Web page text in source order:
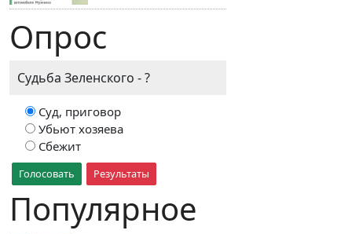
Опрос
Судьба Зеленского - ?
Суд, приговор
Убьют хозяева
Сбежит
Голосовать Результаты
Популярное